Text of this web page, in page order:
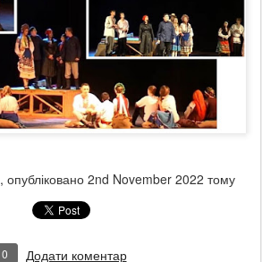
, опубліковано 2nd November 2022 тому
0 Додати коментар